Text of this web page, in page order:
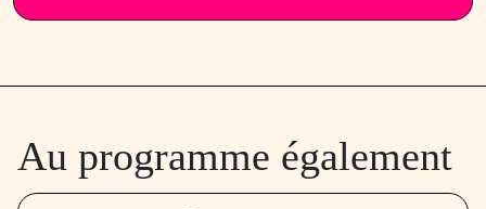
Au programme également